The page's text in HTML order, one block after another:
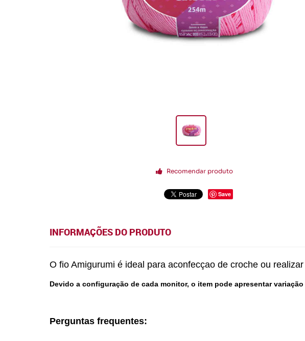
Recomendar produto
Save
INFORMAÇÕES DO PRODUTO
O fio Amigurumi é ideal para aconfecçao de croche ou
Devido a configuração de cada monitor, o item pode apresentar
Perguntas frequentes: